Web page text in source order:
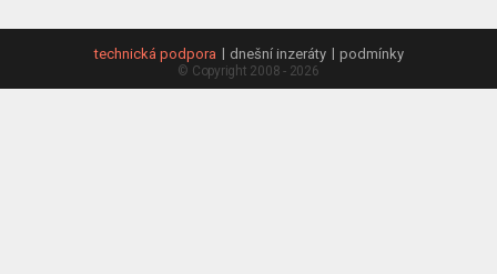
technická podpora dnešní inzeráty podmínky
© Copyright 2008 - 2026